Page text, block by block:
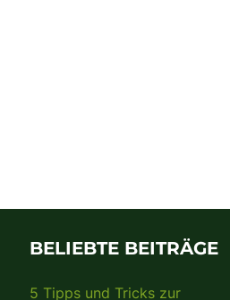
BELIEBTE BEITRÄGE
5 Tipps und Tricks zur